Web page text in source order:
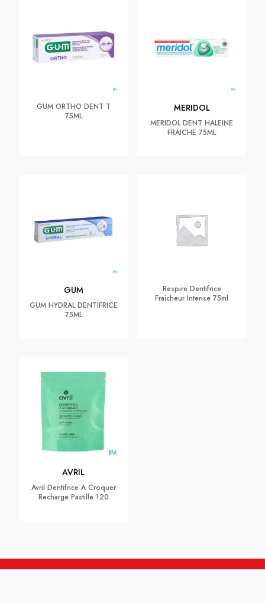
GUM ORTHO DENT T
75ML
MERIDOL
MERIDOL DENT HALEINE
FRAICHE 75ML
GUM
GUM HYDRAL DENTIFRICE
75ML
Respire Dentifrice
Fraicheur Intense 75ml
AVRIL
Avril Dentifrice A Croquer
Recharge Pastille 120